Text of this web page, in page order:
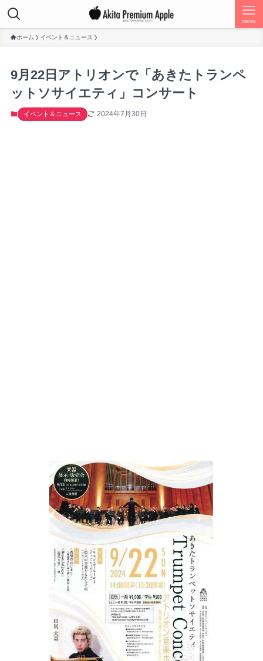
menu
ホーム イベント＆ニュース
9月22日アトリオンで「あきたトランペ
ットソサイエティ」コンサート
イベント＆ニュース 2024年7月30日